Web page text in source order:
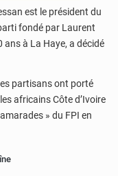
est le président du
fondé par Laurent
à La Haye, a décidé
partisans ont porté
africains Côte d’Ivoire
» du FPI en